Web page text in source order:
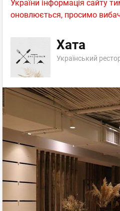
України інформація сайту
оновлюється, просимо
Хата
Український